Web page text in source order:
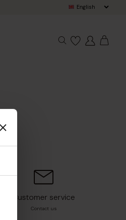
Pay in 3x
Customer service
Contact us